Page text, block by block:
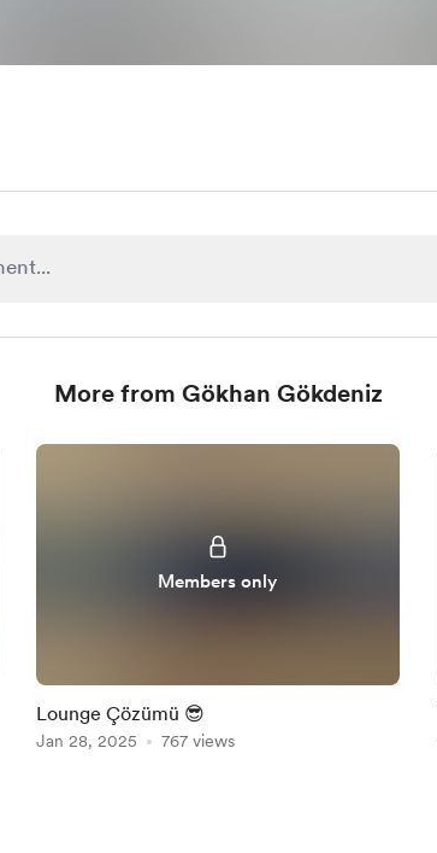
More from Gökhan Gökdeniz
Members only
Lounge Çözümü 😎
Jan 28, 2025 767 views